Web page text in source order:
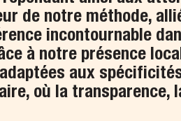
de notre méthode,
incontournable
à notre présence
aux
où la